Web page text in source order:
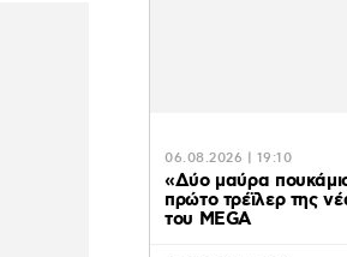
06.08.2026 | 19:10
«Δύο μαύρα
πρώτο τρέϊλερ της
του MEGA